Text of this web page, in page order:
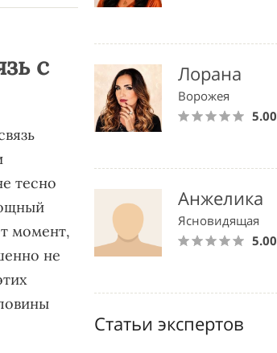
с
тесно
момент,
не
Лорана
Ворожея
5.00
Анжелика
Ясновидящая
5.00
Статьи экспертов